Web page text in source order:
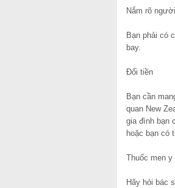
Nắm rõ
Bạn phải có
bay.
Đổi tiền
Bạn cần
quan New
gia đình bạn
hoặc bạn có
Thuốc men y
Hãy hỏi bác